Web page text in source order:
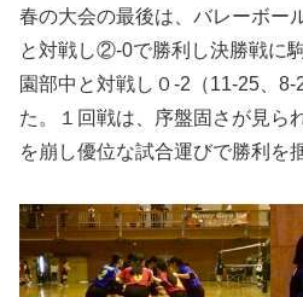
春の大会の最後は、バレーボー
と対戦し②-0で勝利し決勝戦に
園部中と対戦し０-2（11-25、
た。１回戦は、序盤固さが見ら
を崩し優位な試合運びで勝利を